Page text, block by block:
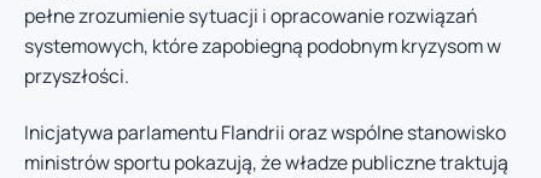
pełne zrozumienie sytuacji i opracowanie rozwiązań
systemowych, które zapobiegną podobnym kryzysom w
przyszłości.
Inicjatywa parlamentu Flandrii oraz wspólne stanowisko
ministrów sportu pokazują, że władze publiczne traktują